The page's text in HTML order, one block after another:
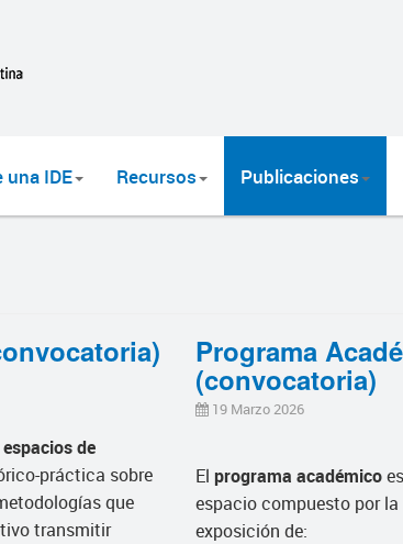
IDE Recursos Publicaciones
de
práctica sobre
que
transmitir
Programa
(convocatoria)
19 Marzo 2026
El programa académico
espacio compuesto por la
exposición de: